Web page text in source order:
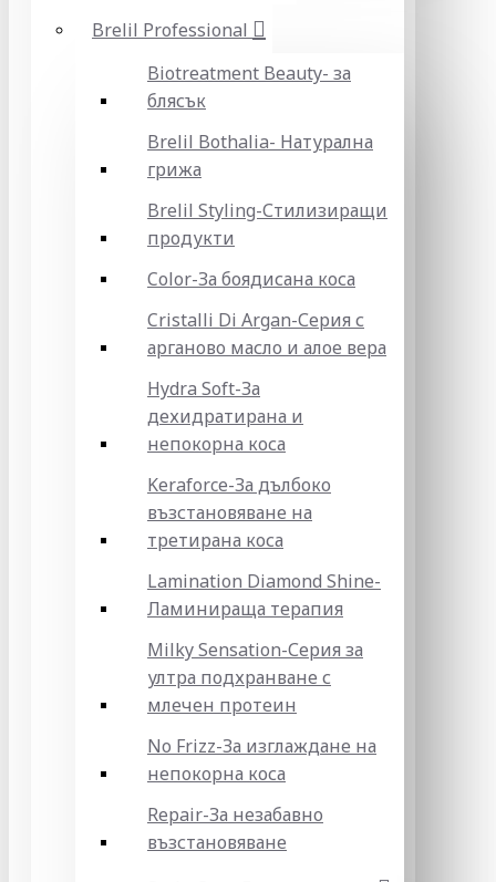
Brelil Professional
Biotreatment Beauty- за
блясък
Brelil Bothalia- Натурална
грижа
Brelil Styling-Стилизиращи
продукти
Color-За боядисана коса
Cristalli Di Argan-Серия с
арганово масло и алое вера
Hydra Soft-За
дехидратирана и
непокорна коса
Keraforce-За дълбоко
възстановяване на
третирана коса
Lamination Diamond Shine-
Ламинираща терапия
Milky Sensation-Серия за
ултра подхранване с
млечен протеин
No Frizz-За изглаждане на
непокорна коса
Repair-За незабавно
възстановяване